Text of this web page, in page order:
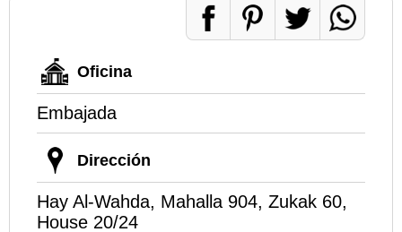
Oficina
Embajada
Dirección
Hay Al-Wahda, Mahalla 904, Zukak 60,
House 20/24